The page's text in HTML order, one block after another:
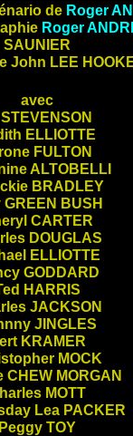
de Roger
Roger
SAUNIER
John LEE
avec
STEVENSON
ELLIOTTE
FULTON
ALTOBELLI
BRADLEY
GREEN BUSH
CARTER
DOUGLAS
ELLIOTTE
GODDARD
HARRIS
JACKSON
JINGLES
KRAMER
MOCK
CHEW MORGAN
MOTT
Lea PACKER
Peggy TOY